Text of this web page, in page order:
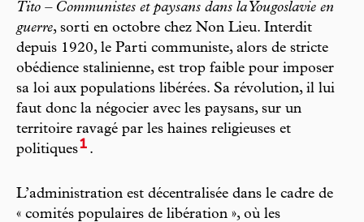
Tito – Communistes et paysans dans la Yougoslavie en
guerre, sorti en octobre chez Non Lieu. Interdit
depuis 1920, le Parti communiste, alors de stricte
obédience stalinienne, est trop faible pour imposer
sa loi aux populations libérées. Sa révolution, il lui
faut donc la négocier avec les paysans, sur un
territoire ravagé par les haines religieuses et
politiques1 .
L’administration est décentralisée dans le cadre de
« comités populaires de libération », où les